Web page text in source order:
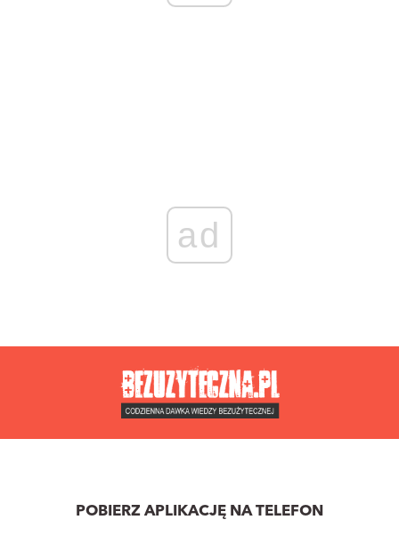
ad
POBIERZ APLIKACJĘ NA TELEFON